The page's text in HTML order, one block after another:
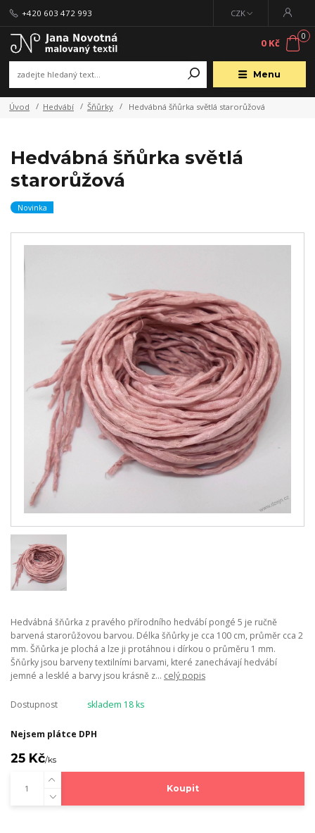
Menu
CZK
+420 603 472 993
0
0 Kč
Úvod Hedvábí Šňůrky Hedvábná šňůrka světlá starorůžová
Hedvábná šňůrka světlá
starorůžová
Novinka
Hedvábná šňůrka z pravého přírodního hedvábí pongé 5 je ručně
barvená starorůžovou barvou. Délka šňůrky je cca 100 cm, průměr cca 2
mm. Šňůrka je plochá a lze ji protáhnou i dírkou o průměru 1 mm.
Šňůrky jsou barveny textilními barvami, které zanechávají hedvábí
jemné a lesklé a barvy jsou krásně z... celý popis
Dostupnost skladem 18 ks
Nejsem plátce DPH
25 Kč/ks
Koupit